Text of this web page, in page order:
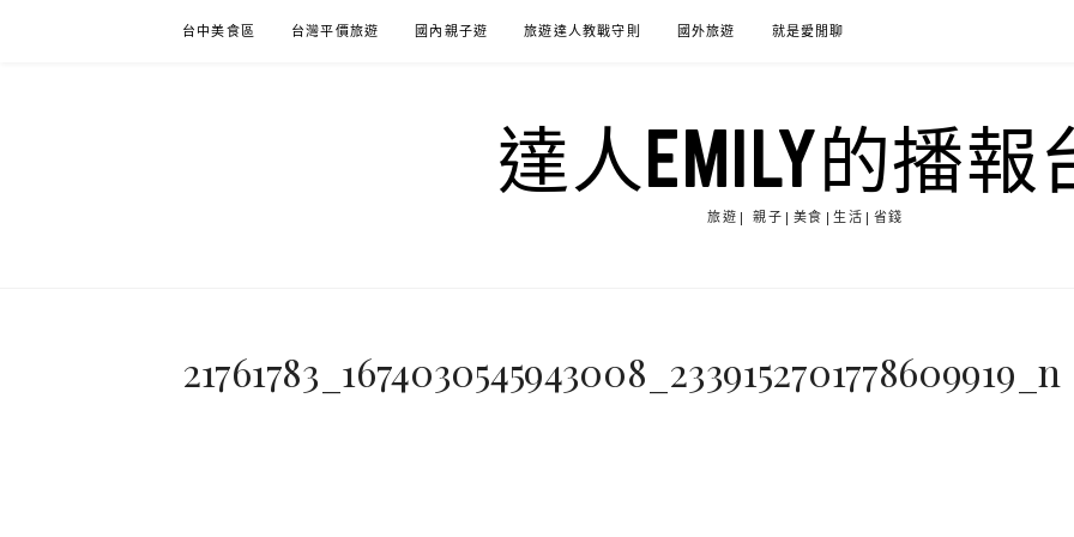
台中美食區 台灣平價旅遊 國內親子遊 旅遊達人教戰守則 國外旅遊 就是愛閒聊
達人EMILY的播報
旅遊| 親子|美食|生活|省錢
21761783_1674030545943008_2339152701778609919_n